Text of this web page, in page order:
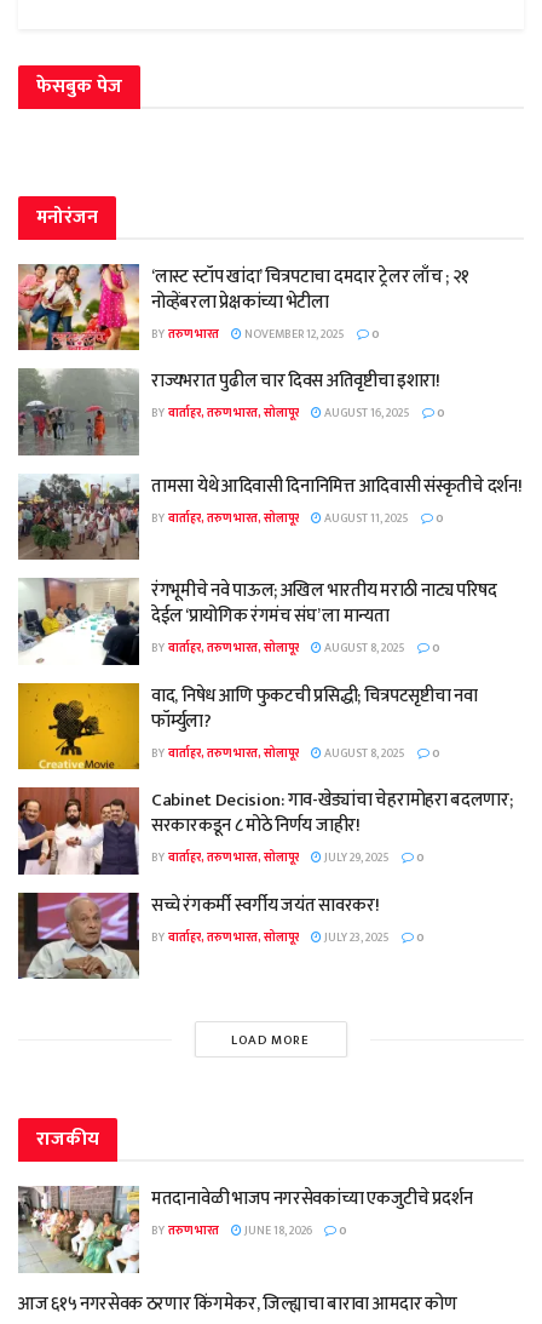
फेसबुक पेज
मनोरंजन
‘लास्ट स्टॉप खांदा’ चित्रपटाचा दमदार ट्रेलर लाँच ; २१
नोव्हेंबरला प्रेक्षकांच्या भेटीला
BYतरुण भारत NOVEMBER 12, 2025 0
राज्यभरात पुढील चार दिवस अतिवृष्टीचा इशारा!
BYवार्ताहर, तरुण भारत, सोलापूर AUGUST 16, 2025 0
तामसा येथे आदिवासी दिनानिमित्त आदिवासी संस्कृतीचे दर्शन!
BYवार्ताहर, तरुण भारत, सोलापूर AUGUST 11, 2025 0
रंगभूमीचे नवे पाऊल; अखिल भारतीय मराठी नाट्य परिषद
देईल ‘प्रायोगिक रंगमंच संघ’ ला मान्यता
BYवार्ताहर, तरुण भारत, सोलापूर AUGUST 8, 2025 0
वाद, निषेध आणि फुकटची प्रसिद्धी; चित्रपटसृष्टीचा नवा
फॉर्म्युला?
BYवार्ताहर, तरुण भारत, सोलापूर AUGUST 8, 2025 0
Cabinet Decision: गाव-खेड्यांचा चेहरामोहरा बदलणार;
सरकारकडून ८ मोठे निर्णय जाहीर!
BYवार्ताहर, तरुण भारत, सोलापूर JULY 29, 2025 0
सच्चे रंगकर्मी स्वर्गीय जयंत सावरकर!
BYवार्ताहर, तरुण भारत, सोलापूर JULY 23, 2025 0
LOAD MORE
राजकीय
मतदानावेळी भाजप नगरसेवकांच्या एकजुटीचे प्रदर्शन
BYतरुण भारत JUNE 18, 2026 0
आज ६१५ नगरसेवक ठरणार किंगमेकर, जिल्ह्याचा बारावा आमदार कोण